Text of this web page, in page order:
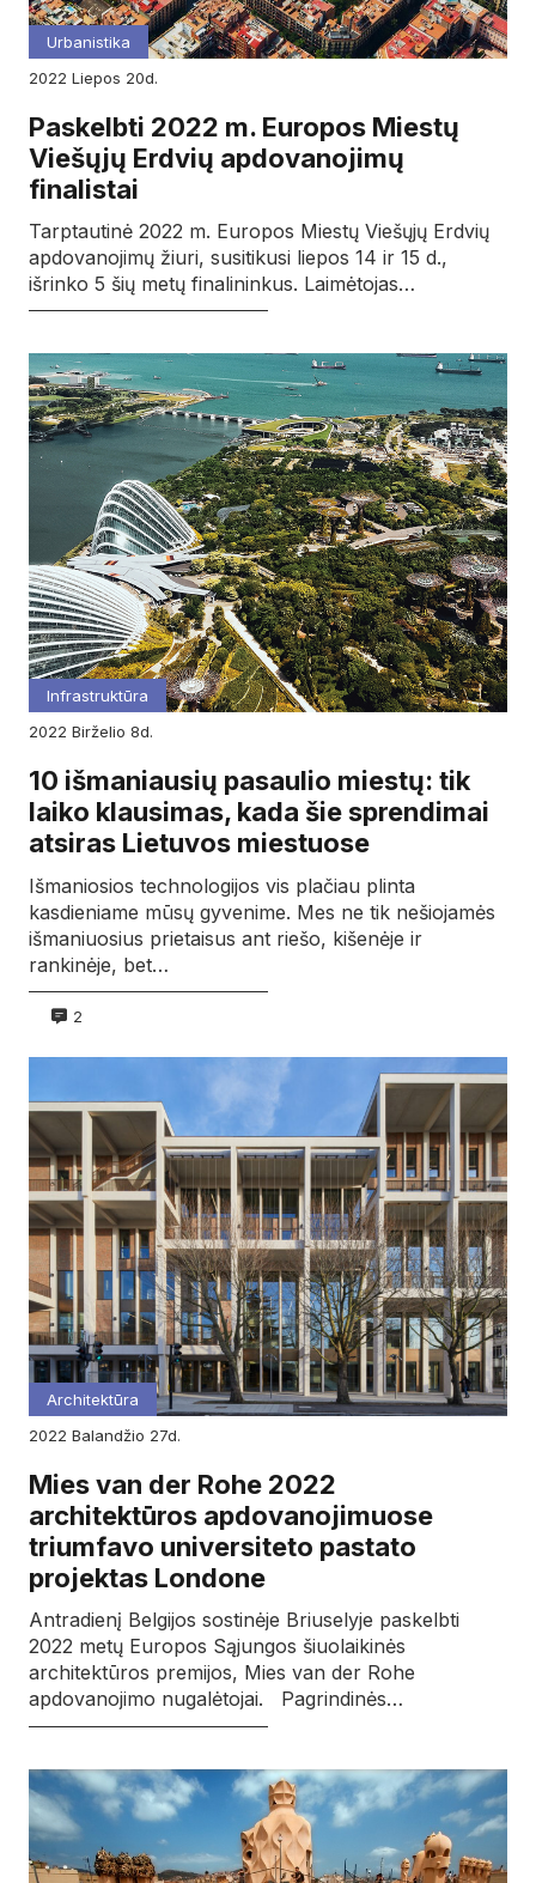
Urbanistika
2022
liepos 20d.
Paskelbti 2022 m. Europos Miestų
Viešųjų Erdvių apdovanojimų
finalistai
Tarptautinė 2022 m. Europos Miestų Viešųjų Erdvių
apdovanojimų žiuri, susitikusi liepos 14 ir 15 d.,
išrinko 5 šių metų finalininkus. Laimėtojas…
Infrastruktūra
2022
birželio 8d.
10 išmaniausių pasaulio miestų: tik
laiko klausimas, kada šie sprendimai
atsiras Lietuvos miestuose
Išmaniosios technologijos vis plačiau plinta
kasdieniame mūsų gyvenime. Mes ne tik nešiojamės
išmaniuosius prietaisus ant riešo, kišenėje ir
rankinėje, bet…
2
Architektūra
2022
balandžio 27d.
Mies van der Rohe 2022
architektūros apdovanojimuose
triumfavo universiteto pastato
projektas Londone
Antradienį Belgijos sostinėje Briuselyje paskelbti
2022 metų Europos Sąjungos šiuolaikinės
architektūros premijos, Mies van der Rohe
apdovanojimo nugalėtojai. Pagrindinės…